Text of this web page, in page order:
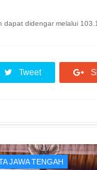
didengar melalui
Tweet
JAWA TENGAH